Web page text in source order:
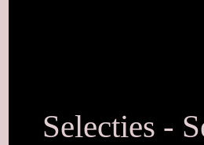
Selecties -